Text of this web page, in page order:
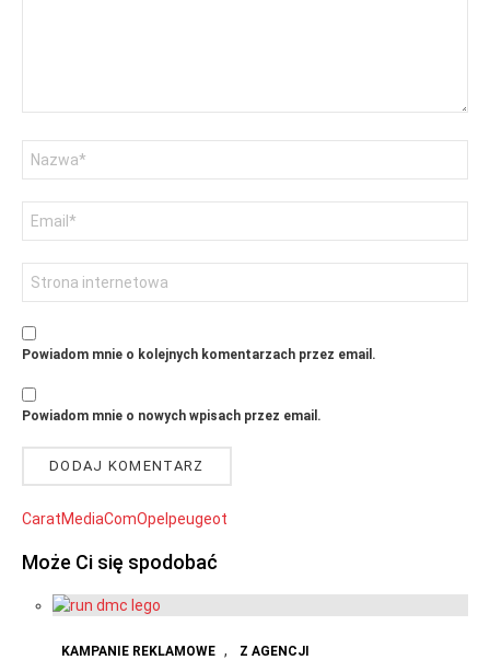
email
internetowa
Powiadom mnie o kolejnych komentarzach przez email.
Powiadom mnie o nowych wpisach przez email.
CaratMediaComOpelpeugeot
Może Ci się spodobać
KAMPANIE REKLAMOWE , Z AGENCJI